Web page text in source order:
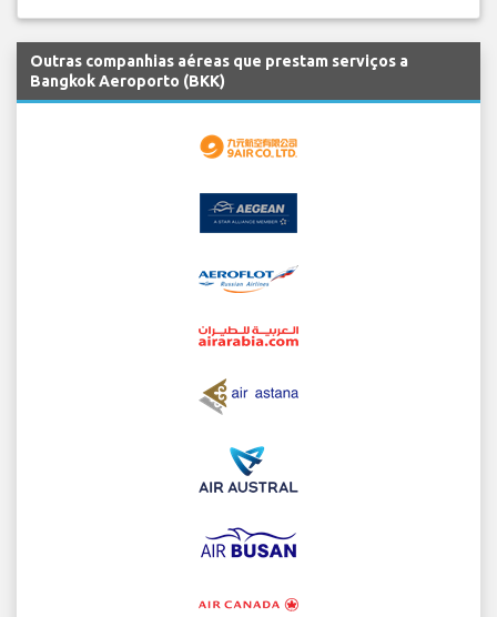
Outras companhias aéreas que prestam serviços a
Bangkok Aeroporto (BKK)